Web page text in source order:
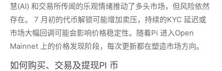
慧(AI) 和交易所传闻的乐观情绪推动了多头市场，但风险依然
存在。 7 月初的代币解锁可能增加卖压，持续的KYC 延迟或
市场大幅回调可能会影响价格稳定性。随着Pi 进入Open
Mainnet 上的价格发现阶段，每次更新都在塑造市场方向。
如何购买、交易及提现PI 币